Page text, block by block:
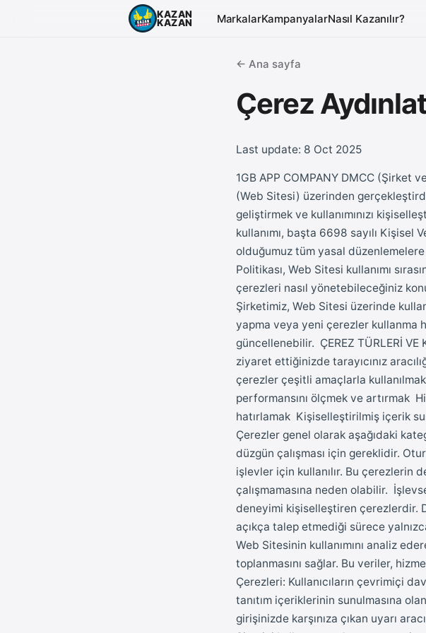
KAZAN
KAZAN MarkalarKampanyalarNasıl Kazanılır?
← Ana sayfa
Çerez
Last update: 8 Oct 2025
1GB APP COMPANY DMCC (Şirket
(Web Sitesi) üzerinden
geliştirmek ve kullanımınızı
kullanımı, başta 6698 sayılı Kişisel
olduğumuz tüm yasal
Politikası, Web Sitesi kullanımı
çerezleri nasıl yönetebileceğiniz
Şirketimiz, Web Sitesi üzerinde
yapma veya yeni çerezler kullanma
güncellenebilir. ÇEREZ TÜRLERİ
ziyaret ettiğinizde tarayıcınız
çerezler çeşitli amaçlarla
performansını ölçmek ve artırmak
hatırlamak Kişiselleştirilmiş içerik
Çerezler genel olarak aşağıdaki
düzgün çalışması için gereklidir.
işlevler için kullanılır. Bu çerezlerin
çalışmamasına neden olabilir.
deneyimi kişiselleştiren çerezlerdir.
açıkça talep etmediği sürece
Web Sitesinin kullanımını analiz
toplanmasını sağlar. Bu veriler,
Çerezleri: Kullanıcıların çevrimiçi
tanıtım içeriklerinin sunulmasına
girişinizde karşınıza çıkan uyarı